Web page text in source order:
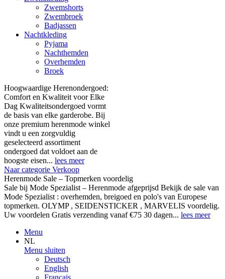
Zwemshorts
Zwembroek
Badjassen
Nachtkleding
Pyjama
Nachthemden
Overhemden
Broek
Hoogwaardige Herenondergoed:
Comfort en Kwaliteit voor Elke
Dag Kwaliteitsondergoed vormt
de basis van elke garderobe. Bij
onze premium herenmode winkel
vindt u een zorgvuldig
geselecteerd assortiment
ondergoed dat voldoet aan de
hoogste eisen... lees meer
Naar categorie Verkoop
Herenmode Sale – Topmerken voordelig
Sale bij Mode Spezialist – Herenmode afgeprijsd Bekijk de sale van
Mode Spezialist : overhemden, breigoed en polo's van Europese
topmerken. OLYMP , SEIDENSTICKER , MARVELIS voordelig.
Uw voordelen Gratis verzending vanaf €75 30 dagen... lees meer
Menu
NL
Menu sluiten
Deutsch
English
Français